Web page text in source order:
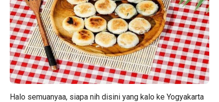
Halo semuanyaa, siapa nih disini yang kalo ke Yogyakarta